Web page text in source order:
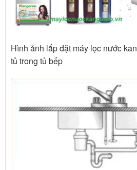
Hình ảnh lắp đặt máy lọc nước
tủ trong tủ bếp